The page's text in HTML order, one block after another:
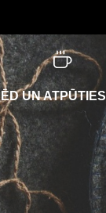
ĒD UN ATPŪTIES